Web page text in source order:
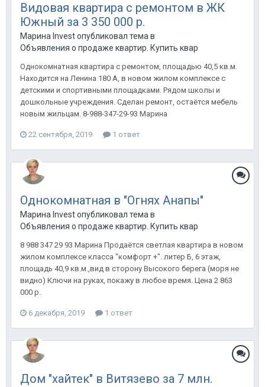
Видовая квартира с ремонтом в ЖК
Южный за 3 350 000 р.
Марина Invest опубликовал тема в
Объявления о продаже квартир. Купить квартиру в Анапе.
Однокомнатная квартира с ремонтом, площадью 40,5 кв.м.
Находится на Ленина 180 А, в новом жилом комплексе с
детскими и спортивными площадками. Рядом школы и
дошкольные учреждения. Сделан ремонт, остаётся мебель
новым жильцам. 8-988-347-29-93 Марина
22 сентября, 2019 1 ответ
Однокомнатная в "Огнях Анапы"
Марина Invest опубликовал тема в
Объявления о продаже квартир. Купить квартиру в Анапе.
8 988 347 29 93 Марина Продаётся светлая квартира в новом
жилом комплексе класса "комфорт +". литер Б, 6 этаж,
площадь 40,9 кв.м.,вид в сторону Высокого берега (моря не
видно) Ключи на руках, покажу в любое время. Цена 2 863
000 р.
6 декабря, 2019 1 ответ
Дом "хайтек" в Витязево за 7 млн.